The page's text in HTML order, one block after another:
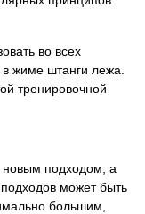
во всех
жиме штанги лежа.
тренировочной
новым подходом, а
может быть
большим,